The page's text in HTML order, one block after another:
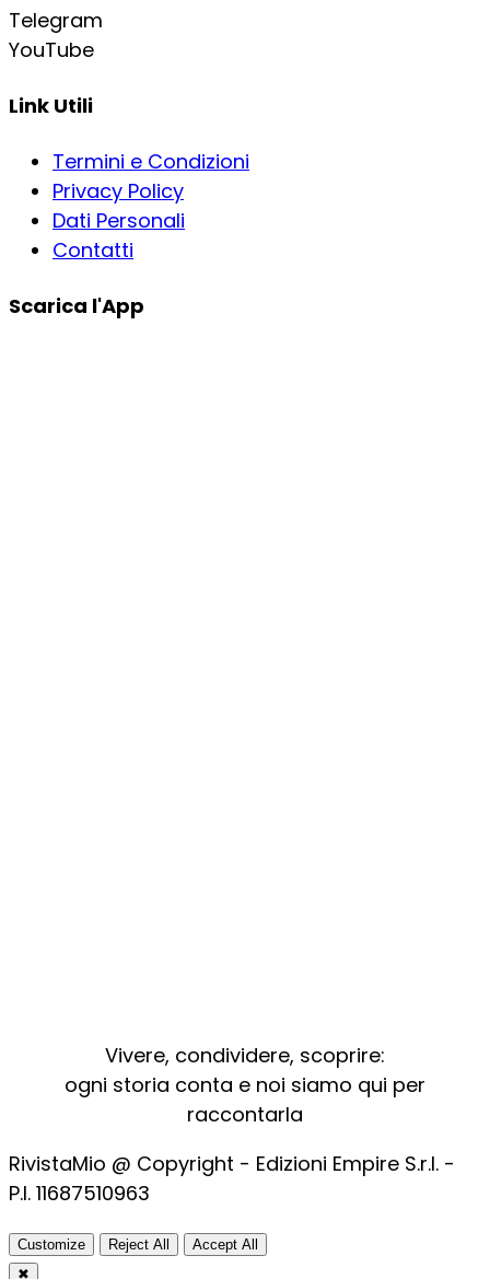
Telegram
YouTube
Link Utili
Termini e Condizioni
Privacy Policy
Dati Personali
Contatti
Scarica l'App
Vivere, condividere, scoprire:
ogni storia conta e noi siamo qui per
raccontarla
RivistaMio @ Copyright - Edizioni Empire S.r.l. -
P.I. 11687510963​
Customize Reject All
Accept All
✖